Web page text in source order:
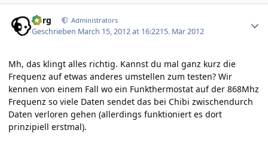
borg Administrators
Geschrieben March 15, 2012 at 16:2215. Mär 2012
Mh, das klingt alles richtig. Kannst du mal ganz kurz die
Frequenz auf etwas anderes umstellen zum testen? Wir
kennen von einem Fall wo ein Funkthermostat auf der 868Mhz
Frequenz so viele Daten sendet das bei Chibi zwischendurch
Daten verloren gehen (allerdings funktioniert es dort
prinzipiell erstmal).